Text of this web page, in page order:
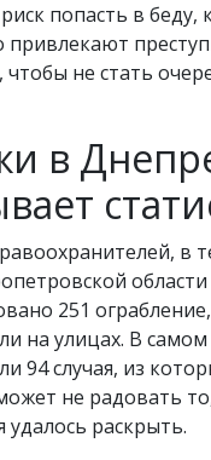
попасть в беду,
привлекают
чтобы не стать
в
в
251
на улицах. В
94 случая, из
не радовать
удалось раскрыть.